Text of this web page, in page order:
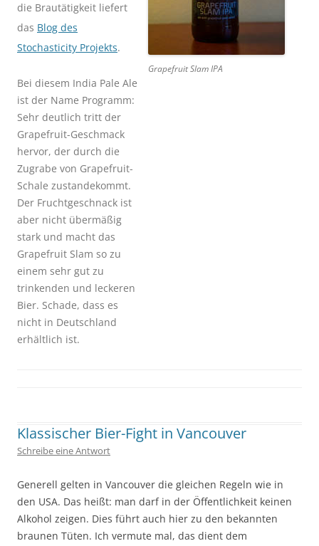
die Brautätigkeit liefert
das Blog des
Stochasticity Projekts.
Bei diesem India Pale Ale
ist der Name Programm:
Sehr deutlich tritt der
Grapefruit-Geschmack
hervor, der durch die
Zugrabe von Grapefruit-
Schale zustandekommt.
Der Fruchtgeschnack ist
aber nicht übermäßig
stark und macht das
Grapefruit Slam so zu
einem sehr gut zu
trinkenden und leckeren
Bier. Schade, dass es
nicht in Deutschland
erhältlich ist.
Grapefruit Slam IPA
Klassischer Bier-Fight in Vancouver
Schreibe eine Antwort
Generell gelten in Vancouver die gleichen Regeln wie in
den USA. Das heißt: man darf in der Öffentlichkeit keinen
Alkohol zeigen. Dies führt auch hier zu den bekannten
braunen Tüten. Ich vermute mal, das dient dem